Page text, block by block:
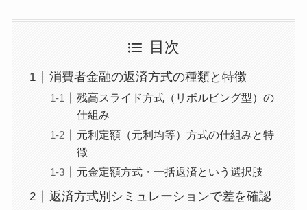
目次
消費者金融の返済方式の種類と特徴
残高スライド方式（リボルビング型）の
仕組み
元利定額（元利均等）方式の仕組みと特
徴
元金定額方式・一括返済という選択肢
返済方式別シミュレーションで差を確認